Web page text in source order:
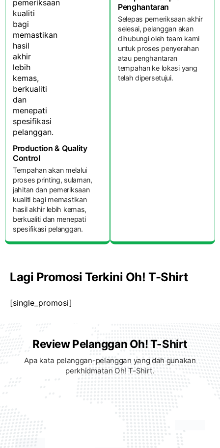
Production & Quality
Control
Tempahan akan melalui
proses printing, sulaman,
jahitan dan pemeriksaan
kualiti bagi memastikan
hasil akhir lebih kemas,
berkualiti dan menepati
spesifikasi pelanggan.
Penghantaran
Selepas pemeriksaan akhir
selesai, pelanggan akan
dihubungi oleh team kami
untuk proses penyerahan
atau penghantaran
tempahan ke lokasi yang
telah dipersetujui.
Lagi Promosi Terkini Oh! T-Shirt
[single_promosi]
Review Pelanggan Oh! T-Shirt
Apa kata pelanggan-pelanggan yang dah gunakan
perkhidmatan Oh! T-Shirt.